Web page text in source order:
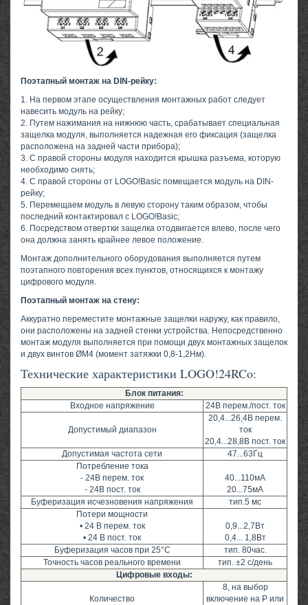
Поэтапный монтаж на DIN-рейку:
1. На первом этапе осуществления монтажных работ следует
навесить модуль на рейку;
2. Путем нажимания на нижнюю часть, срабатывает специальная
защелка модуля, выполняется надежная его фиксация (защелка
расположена на задней части прибора);
3. С правой стороны модуля находится крышка разъема, которую
необходимо снять;
4. С правой стороны от LOGO!Basic помещается модуль на DIN-
рейку;
5. Перемещаем модуль в левую сторону таким образом, чтобы
последний контактировал с LOGO!Basic;
6. Посредством отвертки защелка отодвигается влево, после чего
она должна занять крайнее левое положение.
Монтаж дополнительного оборудования выполняется путем
поэтапного повторения всех пунктов, относящихся к монтажу
цифрового модуля.
Поэтапный монтаж на стену:
Аккуратно переместите монтажные защелки наружу, как правило,
они расположены на задней стенки устройства. Непосредственно
монтаж модуля выполняется при помощи двух монтажных защелок
и двух винтов ØM4 (момент затяжки 0,8-1,2Нм).
Технические характеристики LOGO!24RCo:
Блок питания:
Входное напряжение
24В перем./пост. ток
Допустимый диапазон
20,4...26,4В перем.
ток
20,4...28,8В пост. ток
Допустимая частота сети
47...63Гц
Потребление тока
- 24В перем. ток
- 24В пост. ток
40...110мА
20...75мА
Буферизация исчезновения напряжения
тип.5 мс
Потери мощности
• 24 В перем. ток
• 24 В пост. ток
0,9...2,7Вт
0,4... 1,8Вт
Буферизация часов при 25°C
тип. 80час.
Точность часов реального времени
тип. ±2 с/день
Цифровые входы:
Количество
8, на выбор
включение на P или